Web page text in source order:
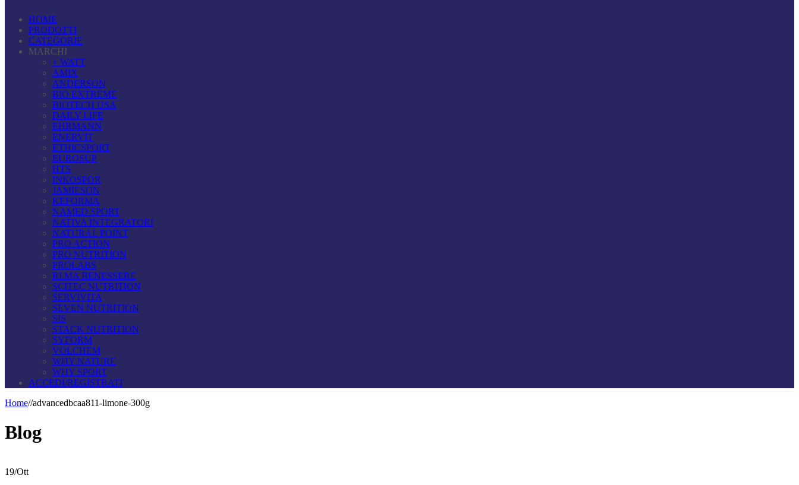
HOME
PRODOTTI
CATEGORIE
MARCHI
+ WATT
AMIX
ANDERSON
BIO EXTREME
BIOTECH USA
DAILY LIFE
EHRMANN
ENERVIT
ETHICSPORT
EUROSUP
HTS
INKOSPOR
JAMIESON
KEFORMA
NAMED SPORT
NATIVA INTEGRATORI
NATURAL POINT
PRO ACTION
PRO NUTRITION
PROLABS
RI.MA BENESSERE
SCITEC NUTRITION
SERVIVITA
SEVEN NUTRITION
SIS
STACK NUTRITION
SYFORM
VOLCHEM
WHY NATURE
WHY SPORT
ACCEDI/REGISTRATI
Home//advancedbcaa811-limone-300g
Blog
19/Ott